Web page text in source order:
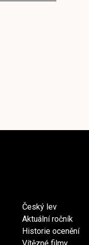
Český lev
Aktuální ročník
Historie ocenění